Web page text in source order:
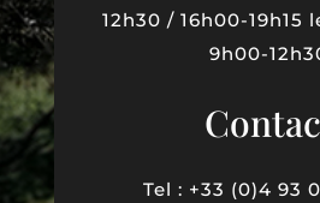
12h30 / 16h00-19h15
9h00-
Tel : +33 (0)4 93